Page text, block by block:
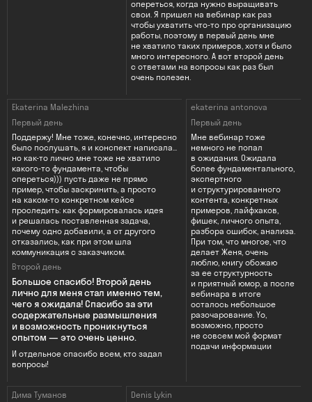
опереться, когда нужно выращивать
свои. Я пришел на вебинар как раз
чтобы ухватить что-то про организацию
работы, поэтому в первый день мне
не хватило таких примеров, хотя и было
много интересного. А вот второй день
с ответами на вопросы как раз был
очень полезен.
Ekaterina Malezhina
Первый день
Поддержу! Мне тоже, конечно, интересно
было послушать, я и конспект написала...
но как-то лично мне тоже не хватило
какого-то фундамента, чтобы
опереться))) пусть даже не прямо
пример, чтобы заскринить, а просто
на каком-то конкретном кейсе
проследить: как формировалась идея
и решалась поставленная задача,
почему одно добавили, а от другого
отказались, как при этом шла
коммуникация с заказчиком.
Второй день
Большое спасибо! Второй день
лично для меня стал именно тем,
чего я ожидала! Спасибо за эти
содержательные размышления
и возможность проникнуться
опытом — это очень ценно.
И отдельное спасибо всем, кто задал
вопросы!
ekaterina antonova
Первый день
Мне вебинар тоже
немного не попал
в ожидания. Ожидала
более фундаментального,
экспертного
и структурированного
контента, конкретных
примеров, лайфхаков,
фишек, личного опыта,
разбора ошибок, анализа.
При том, что многое, что
делает Женя, очень
люблю, книгу обожаю
за ее структурность
и приятный юмор, а после
вебинара в итоге
осталось небольшое
разочарование. Yо,
возможно, просто
не совсем мой формат
подачи информации
Дима Туманов
Denis Lykin